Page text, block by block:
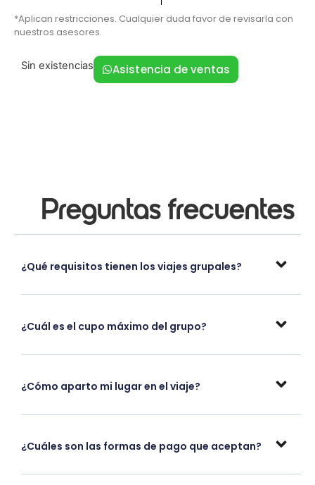
*Aplican restricciones. Cualquier duda favor de revisarla con
nuestros asesores.
Sin existencias Asistencia de ventas
Preguntas frecuentes
¿Qué requisitos tienen los viajes grupales?
¿Cuál es el cupo máximo del grupo?
¿Cómo aparto mi lugar en el viaje?
¿Cuáles son las formas de pago que aceptan?